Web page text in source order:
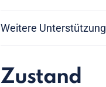
Weitere Unterstützung
Zustand